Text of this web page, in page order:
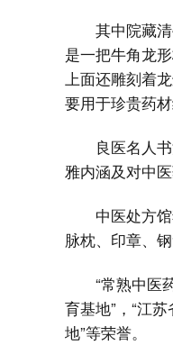
其中院藏
是一把牛角龙
上面还雕刻着
要用于珍贵药
良医名人
雅内涵及对中
中医处方
脉枕、印章、钢
“常熟中医
育基地”，“江
地”等荣誉。